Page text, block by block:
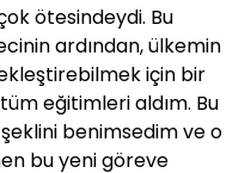
ötesindeydi. Bu
ardından, ülkemin
için bir
eğitimleri aldım. Bu
benimsedim ve o
bu yeni göreve